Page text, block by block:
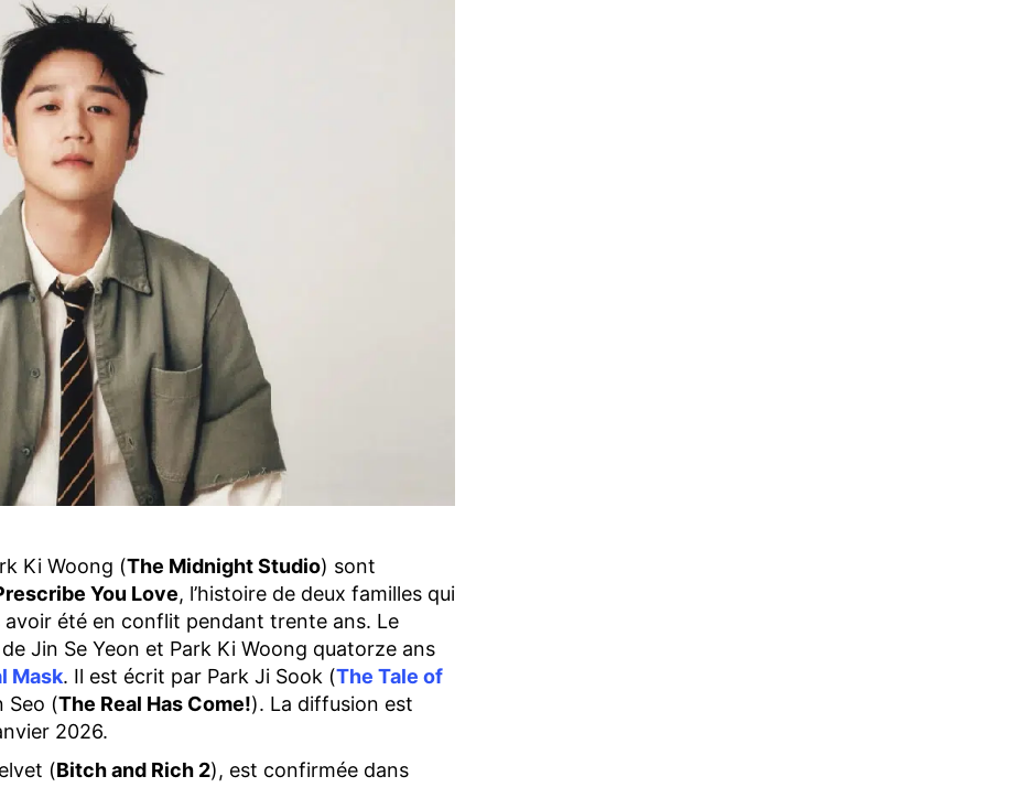
Ki Woong (The Midnight Studio) sont
You Love, l’histoire de deux familles qui
avoir été en conflit pendant trente ans. Le
Jin Se Yeon et Park Ki Woong quatorze ans
Mask. Il est écrit par Park Ji Sook (The Tale of
Seo (The Real Has Come!). La diffusion est
2026.
(Bitch and Rich 2), est confirmée dans